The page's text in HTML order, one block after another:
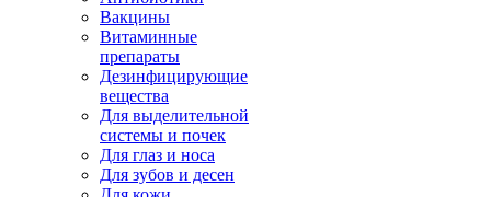
Вакцины
Витаминные
препараты
Дезинфицирующие
вещества
Для выделительной
системы и почек
Для глаз и носа
Для зубов и десен